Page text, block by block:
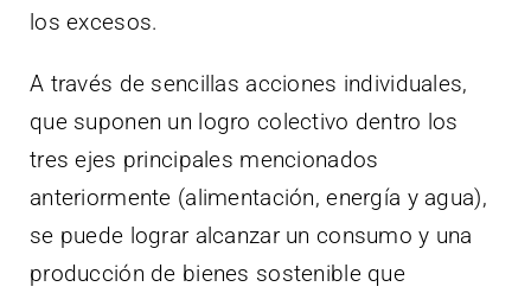
los excesos.
A través de sencillas acciones individuales,
que suponen un logro colectivo dentro los
tres ejes principales mencionados
anteriormente (alimentación, energía y agua),
se puede lograr alcanzar un consumo y una
producción de bienes sostenible que